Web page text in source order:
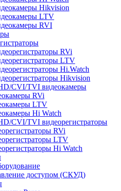
Hikvision
LTV
RVI
RVi
LTV
Hi.Watch
Hikvision
CVI/TVI видеокамеры
RVi
LTV
Hi Watch
CVI/TVI видеорегистраторы
RVi
LTV
Hi Watch
доступом (СКУД)